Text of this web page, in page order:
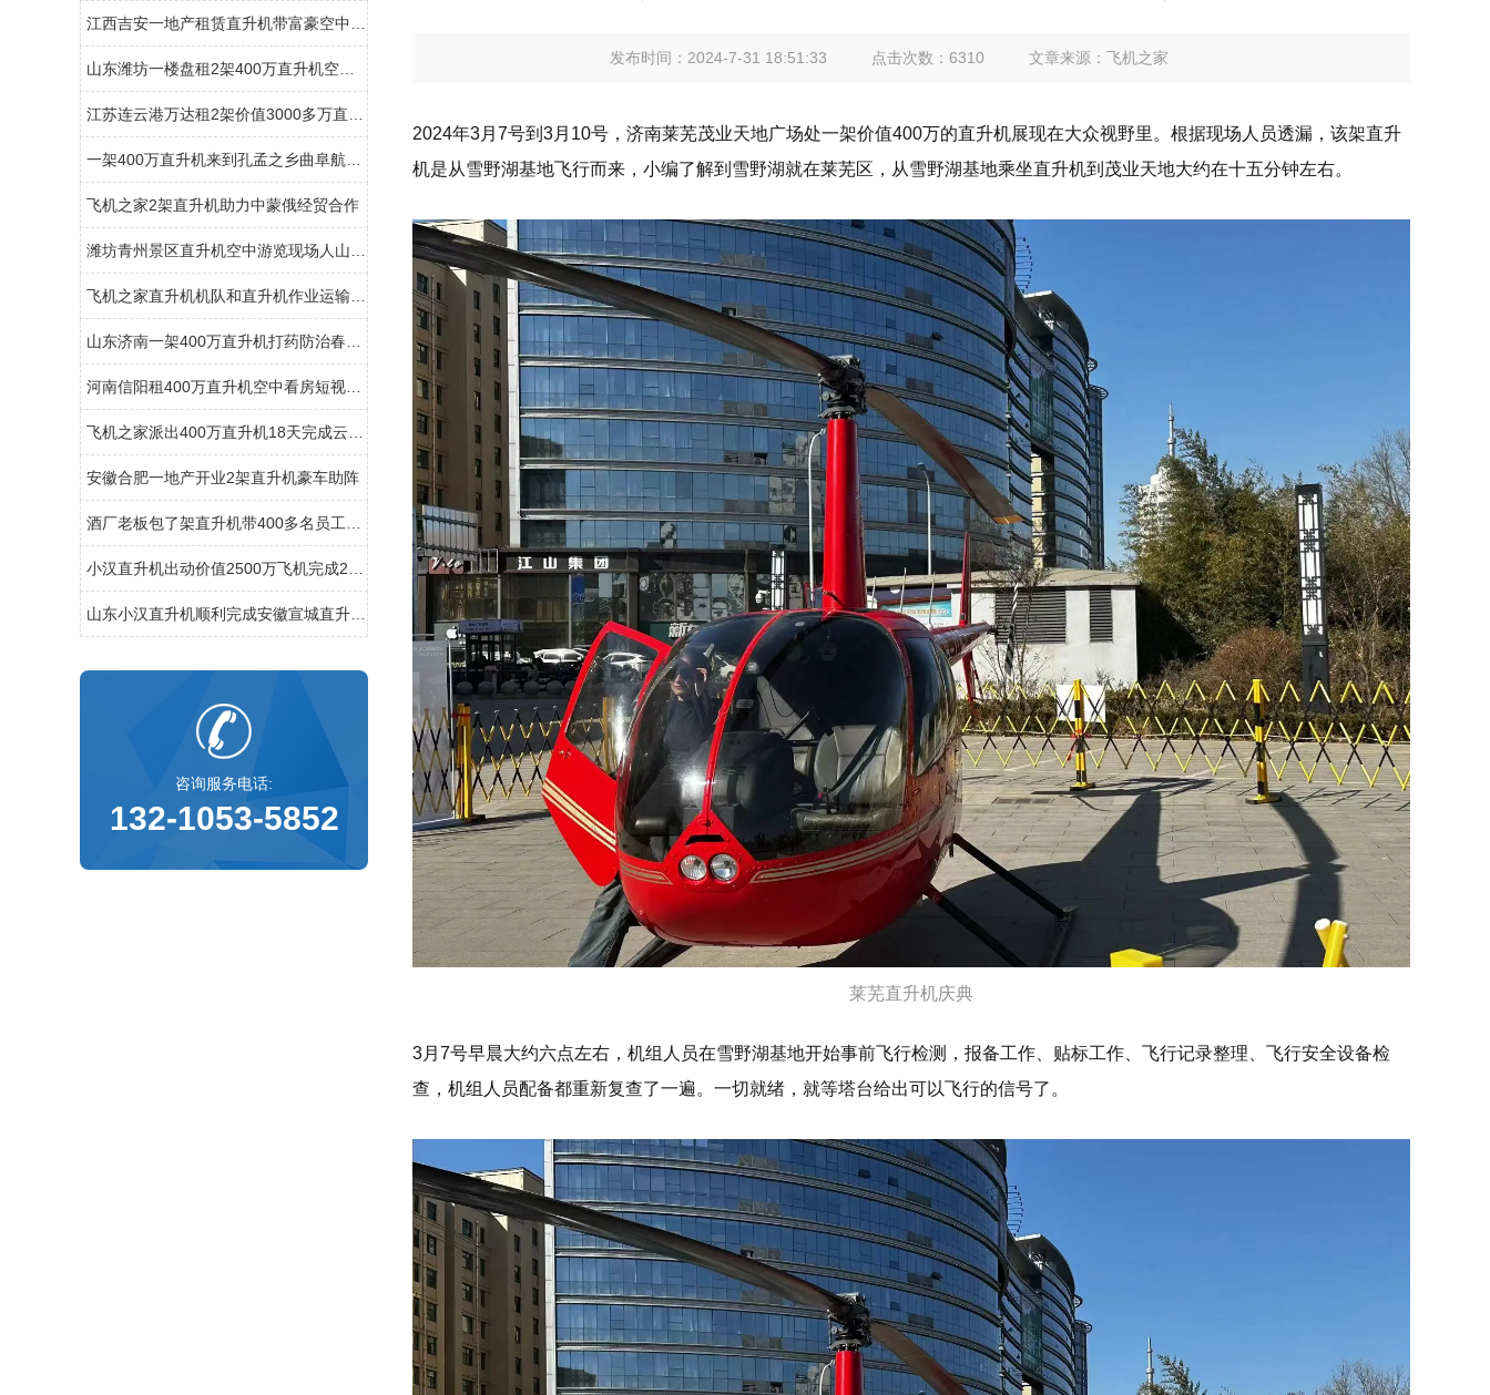
飞机之家2架直升机助力中蒙俄经贸合作
安徽合肥一地产开业2架直升机豪车助阵
咨询服务电话:
132-1053-5852
发布时间： 2024-7-31 18:51:33 点击次数： 6310 文章来源： 飞机之家
2024年3月7号到3月10号，济南莱芜茂业天地广场处一架价值400万的直升机展现在大众视野里。根据现场人员透漏，该架直升
机是从雪野湖基地飞行而来，小编了解到雪野湖就在莱芜区，从雪野湖基地乘坐直升机到茂业天地大约在十五分钟左右。
莱芜直升机庆典
3月7号早晨大约六点左右，机组人员在雪野湖基地开始事前飞行检测，报备工作、贴标工作、飞行记录整理、飞行安全设备检
查，机组人员配备都重新复查了一遍。一切就绪，就等塔台给出可以飞行的信号了。